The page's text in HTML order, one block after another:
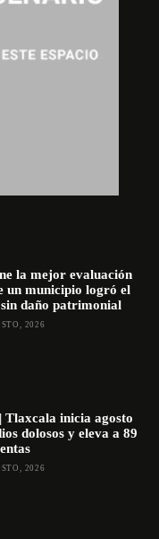
la mejor evaluación
un municipio logró el
daño patrimonial
2026
Tlaxcala inicia agosto
dolosos y eleva a 89
2026